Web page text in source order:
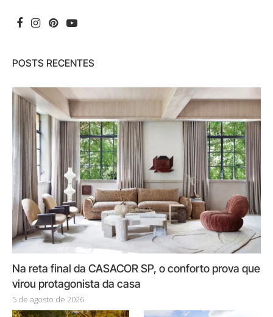
POSTS RECENTES
Na reta final da CASACOR SP, o conforto prova que
virou protagonista da casa
5 de agosto de 2026